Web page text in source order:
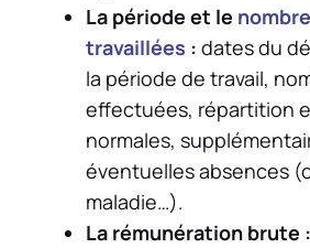
La période et le
travaillées : dates du
la période de travail,
effectuées, répartition
normales,
éventuelles absences
maladie…).
La rémunération brute :